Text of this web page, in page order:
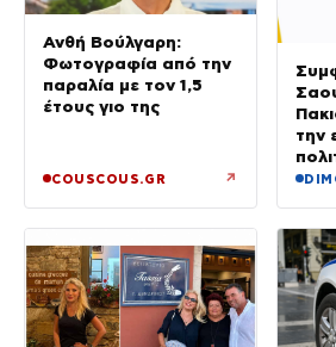
Ανθή Βούλγαρη:
Φωτογραφία από την
παραλία με τον 1,5
έτους γιο της
COUSCOUS.GR ↗
την
για